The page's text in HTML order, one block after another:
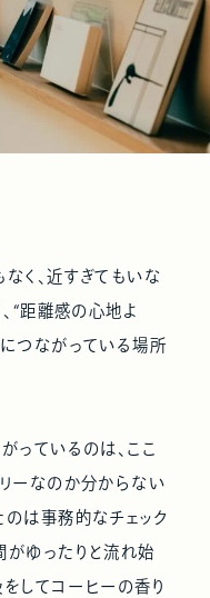
く、近すぎてもいな
“距離感の心地よ
つながっている場所
っているのは、ここ
リーなのか分からない
のは事務的なチェック
がゆったりと流れ始
してコーヒーの香り